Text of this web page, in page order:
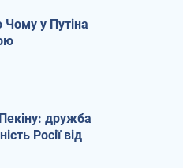
Чому у Путіна
дружба
Росії від